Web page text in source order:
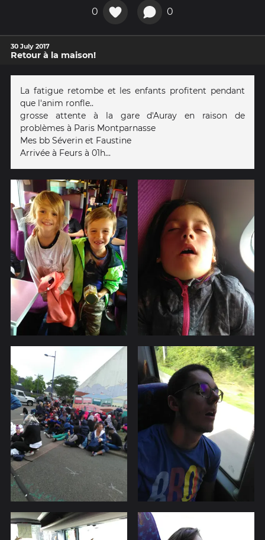
0 0
30 July 2017
Retour à la maison!
La fatigue retombe et les enfants profitent pendant
que l'anim ronfle..
grosse attente à la gare d'Auray en raison de
problèmes à Paris Montparnasse
Mes bb Séverin et Faustine
Arrivée à Feurs à 01h...